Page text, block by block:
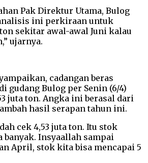
Pak Direktur Utama, Bulog
ini perkiraan untuk
sekitar awal-awal Juni kalau
ujarnya.
cadangan beras
gudang Bulog per Senin (6/4)
juta ton. Angka ini berasal dari
hasil serapan tahun ini.
cek 4,53 juta ton. Itu stok
banyak. Insyaallah sampai
April, stok kita bisa mencapai 5